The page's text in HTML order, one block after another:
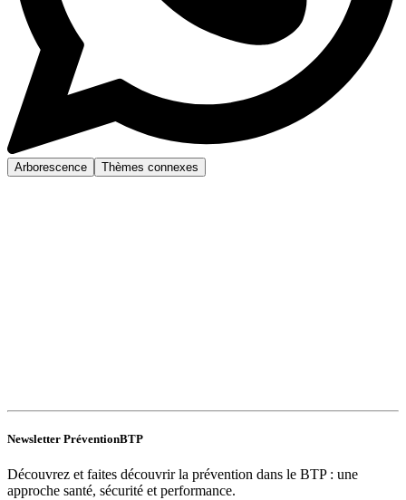
Arborescence Thèmes connexes
Newsletter PréventionBTP
Découvrez et faites découvrir la prévention dans le BTP : une
approche santé, sécurité et performance.